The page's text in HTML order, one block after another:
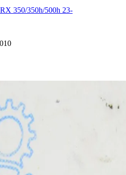
350/350h/500h 23-